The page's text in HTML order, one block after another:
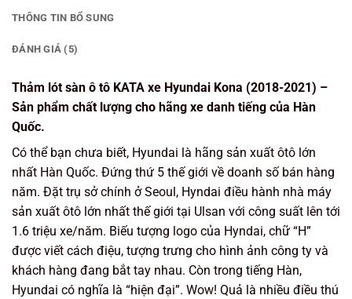
THÔNG TIN BỔ SUNG
ĐÁNH GIÁ (5)
Thảm lót sàn ô tô KATA xe Hyundai Kona (2018-2021) –
Sản phẩm chất lượng cho hãng xe danh tiếng của Hàn
Quốc.
Có thể bạn chưa biết, Hyundai là hãng sản xuất ôtô lớn
nhất Hàn Quốc. Đứng thứ 5 thế giới về doanh số bán hàng
năm. Đặt trụ sở chính ở Seoul, Hyndai điều hành nhà máy
sản xuất ôtô lớn nhất thế giới tại Ulsan với công suất lên tới
1.6 triệu xe/năm. Biếu tượng logo của Hyndai, chữ “H”
được viết cách điệu, tượng trưng cho hình ảnh công ty và
khách hàng đang bắt tay nhau. Còn trong tiếng Hàn,
Hyundai có nghĩa là “hiện đại”. Wow! Quả là nhiều điều thú